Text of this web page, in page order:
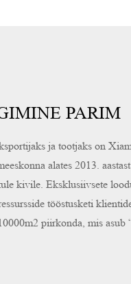
PARIM
ja tootjaks on
alates 2013.
kivile. Eksklusiivsete
tööstusketi
piirkonda, mis asub